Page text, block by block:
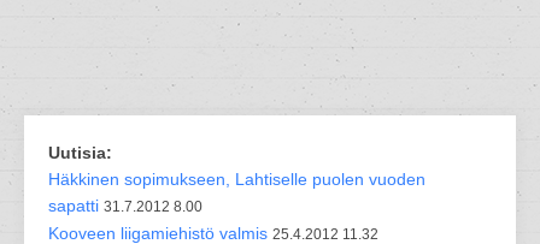
Uutisia:
Häkkinen sopimukseen, Lahtiselle puolen vuoden
sapatti 31.7.2012 8.00
Kooveen liigamiehistö valmis 25.4.2012 11.32